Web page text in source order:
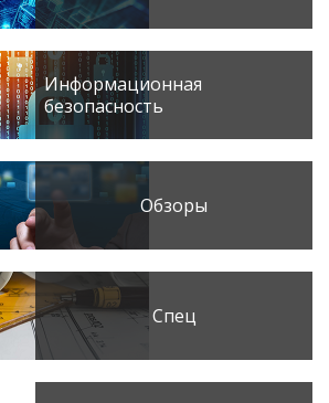
Информационная
безопасность
Обзоры
Спец